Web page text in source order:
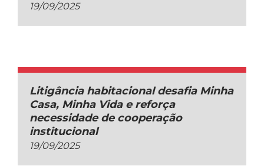
19/09/2025
Litigância habitacional desafia Minha
Casa, Minha Vida e reforça
necessidade de cooperação
institucional
19/09/2025